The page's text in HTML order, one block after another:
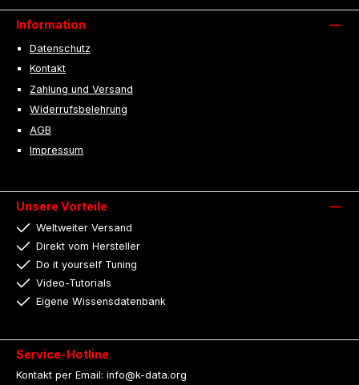
Information
Datenschutz
Kontakt
Zahlung und Versand
Widerrufsbelehrung
AGB
Impressum
Unsere Vorteile
Weltweiter Versand
Direkt vom Hersteller
Do it yourself Tuning
Video-Tutorials
Eigene Wissensdatenbank
Service-Hotline
Kontakt per Email: info@k-data.org